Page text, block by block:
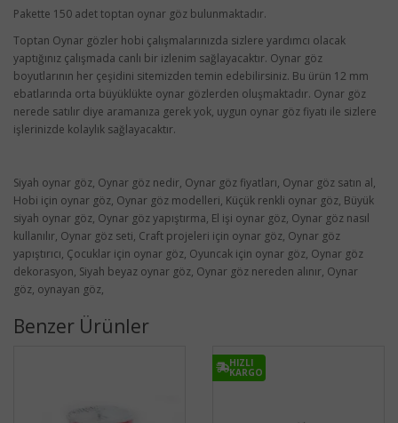
Pakette 150 adet toptan oynar göz bulunmaktadır.
Toptan Oynar gözler hobi çalışmalarınızda sizlere yardımcı olacak
yaptığınız çalışmada canlı bir izlenim sağlayacaktır. Oynar göz
boyutlarının her çeşidini sitemizden temin edebilirsiniz. Bu ürün 12 mm
ebatlarında orta büyüklükte oynar gözlerden oluşmaktadır. Oynar göz
nerede satılır diye aramanıza gerek yok, uygun oynar göz fiyatı ile sizlere
işlerinizde kolaylık sağlayacaktır.
Siyah oynar göz, Oynar göz nedir, Oynar göz fiyatları, Oynar göz satın al,
Hobi için oynar göz, Oynar göz modelleri, Küçük renkli oynar göz, Büyük
siyah oynar göz, Oynar göz yapıştırma, El işi oynar göz, Oynar göz nasıl
kullanılır, Oynar göz seti, Craft projeleri için oynar göz, Oynar göz
yapıştırıcı, Çocuklar için oynar göz, Oyuncak için oynar göz, Oynar göz
dekorasyon, Siyah beyaz oynar göz, Oynar göz nereden alınır, Oynar
göz, oynayan göz,
Benzer Ürünler
HIZLI
KARGO